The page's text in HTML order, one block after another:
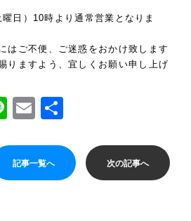
日）10時より通常営業となりま
はご不便、ご迷惑をおかけ致します
りますよう、宜しくお願い申し上げ
LineEmail
記事一覧へ 次の記事へ